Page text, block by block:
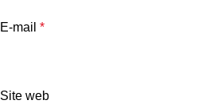
E-mail *
Site web